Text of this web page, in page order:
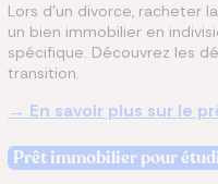
Lors d’un divorce, racheter
un bien immobilier en
spécifique. Découvrez les
transition.
→ En savoir plus sur le
Prêt immobilier pour